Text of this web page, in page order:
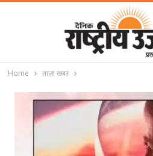
Home ताज़ा खबर